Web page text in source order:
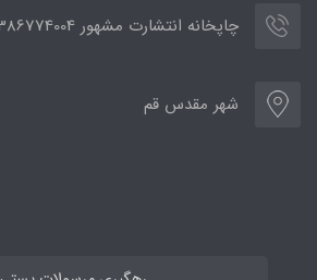
چاپخانه انتشارت مشهور 09386774004
شهر مقدس قم